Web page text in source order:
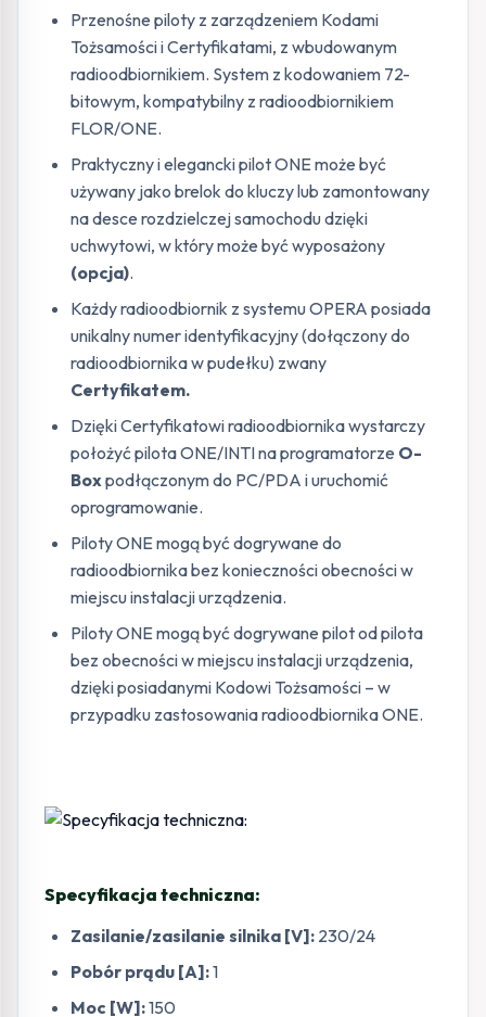
Przenośne piloty z zarządzeniem Kodami
Tożsamości i Certyfikatami, z wbudowanym
radioodbiornikiem. System z kodowaniem 72-
bitowym, kompatybilny z radioodbiornikiem
FLOR/ONE.
Praktyczny i elegancki pilot ONE może być
używany jako brelok do kluczy lub zamontowany
na desce rozdzielczej samochodu dzięki
uchwytowi, w który może być wyposażony
(opcja).
Każdy radioodbiornik z systemu OPERA posiada
unikalny numer identyfikacyjny (dołączony do
radioodbiornika w pudełku) zwany
Certyfikatem.
Dzięki Certyfikatowi radioodbiornika wystarczy
położyć pilota ONE/INTI na programatorze O-
Boxpodłączonym do PC/PDA i uruchomić
oprogramowanie.
Piloty ONE mogą być dogrywane do
radioodbiornika bez konieczności obecności w
miejscu instalacji urządzenia.
Piloty ONE mogą być dogrywane pilot od pilota
bez obecności w miejscu instalacji urządzenia,
dzięki posiadanymi Kodowi Tożsamości – w
przypadku zastosowania radioodbiornika ONE.
Specyfikacja techniczna:
Zasilanie/zasilanie silnika [V]: 230/24
Pobór prądu [A]:1
Moc [W]:150